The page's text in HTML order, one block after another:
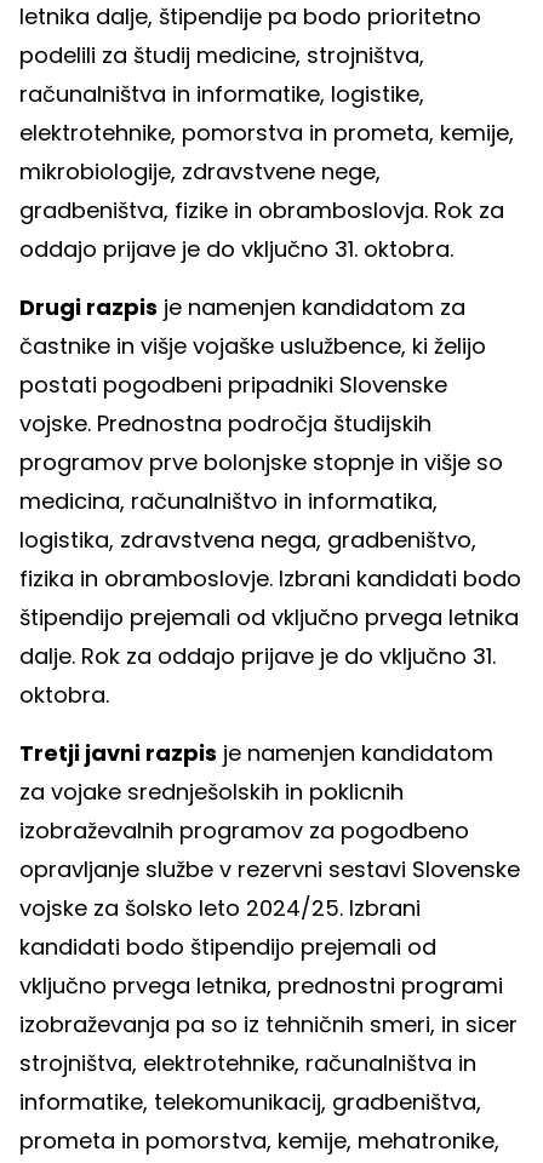
letnika dalje, štipendije pa bodo prioritetno
podelili za študij medicine, strojništva,
računalništva in informatike, logistike,
elektrotehnike, pomorstva in prometa, kemije,
mikrobiologije, zdravstvene nege,
gradbeništva, fizike in obramboslovja. Rok za
oddajo prijave je do vključno 31. oktobra.
Drugi razpis je namenjen kandidatom za
častnike in višje vojaške uslužbence, ki želijo
postati pogodbeni pripadniki Slovenske
vojske. Prednostna področja študijskih
programov prve bolonjske stopnje in višje so
medicina, računalništvo in informatika,
logistika, zdravstvena nega, gradbeništvo,
fizika in obramboslovje. Izbrani kandidati bodo
štipendijo prejemali od vključno prvega letnika
dalje. Rok za oddajo prijave je do vključno 31.
oktobra.
Tretji javni razpis je namenjen kandidatom
za vojake srednješolskih in poklicnih
izobraževalnih programov za pogodbeno
opravljanje službe v rezervni sestavi Slovenske
vojske za šolsko leto 2024/25. Izbrani
kandidati bodo štipendijo prejemali od
vključno prvega letnika, prednostni programi
izobraževanja pa so iz tehničnih smeri, in sicer
strojništva, elektrotehnike, računalništva in
informatike, telekomunikacij, gradbeništva,
prometa in pomorstva, kemije, mehatronike,